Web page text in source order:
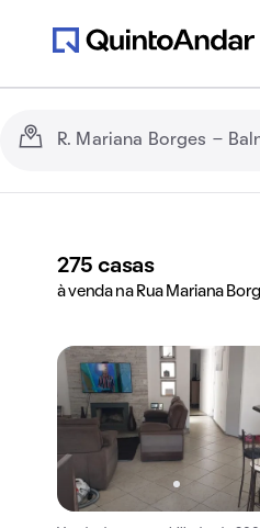
275 casas
à venda na Rua Mariana